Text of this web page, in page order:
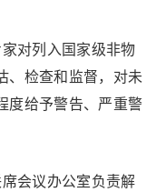
对列入国家级非物
、检查和监督，对未
度给予警告、严重警
会议办公室负责解